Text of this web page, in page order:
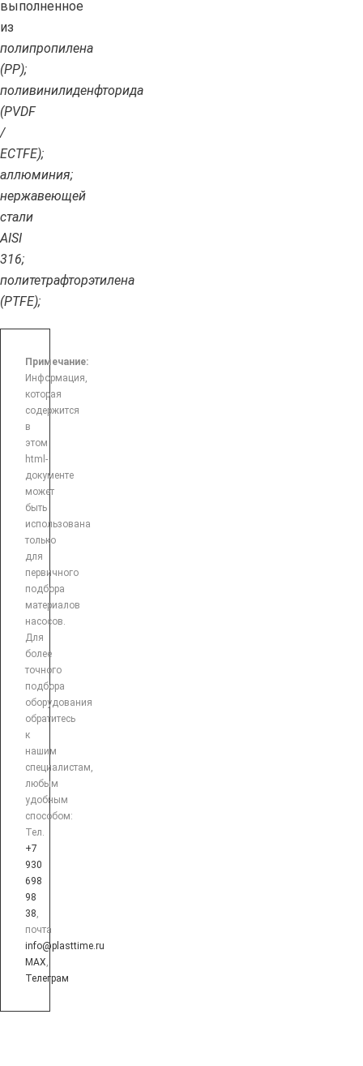
выполненное
из
полипропилена
(PP);
поливинилиденфторида
(PVDF
/
ECTFE);
аллюминия;
нержавеющей
стали
AISI
316;
политетрафторэтилена
(PTFE);
Примечание:
Информация,
которая
содержится
в
этом
html-
документе
может
быть
использована
только
для
первичного
подбора
материалов
насосов.
Для
более
точного
подбора
оборудования
обратитесь
к
нашим
специалистам,
любым
удобным
способом:
Тел.
+7
930
698
98
38,
почта
info@plasttime.ru
MAX,
Телеграм